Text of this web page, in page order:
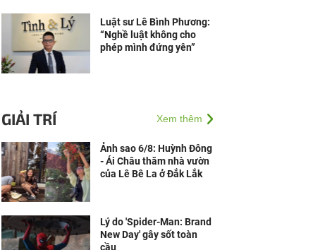
Luật sư Lê Bình Phương:
“Nghề luật không cho
phép mình đứng yên”
GIẢI TRÍ Xem thêm
Ảnh sao 6/8: Huỳnh Đông
- Ái Châu thăm nhà vườn
của Lê Bê La ở Đắk Lắk
Lý do 'Spider-Man: Brand
New Day' gây sốt toàn
cầu